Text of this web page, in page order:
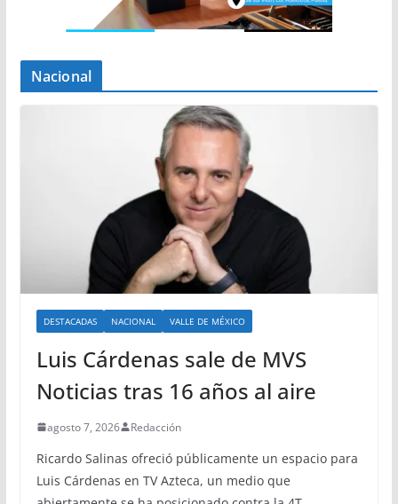
Nacional
DESTACADAS NACIONAL VALLE DE MÉXICO
Luis Cárdenas sale de MVS
Noticias tras 16 años al aire
agosto 7, 2026 Redacción
Ricardo Salinas ofreció públicamente un espacio para
Luis Cárdenas en TV Azteca, un medio que